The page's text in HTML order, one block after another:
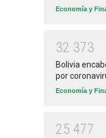
Economía y
32 373
Bolivia
por
Economía y
25 477